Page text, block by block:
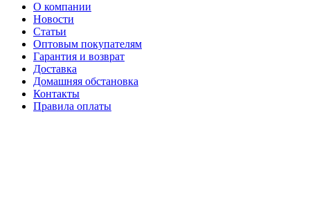
О компании
Новости
Статьи
Оптовым покупателям
Гарантия и возврат
Доставка
Домашняя обстановка
Контакты
Правила оплаты